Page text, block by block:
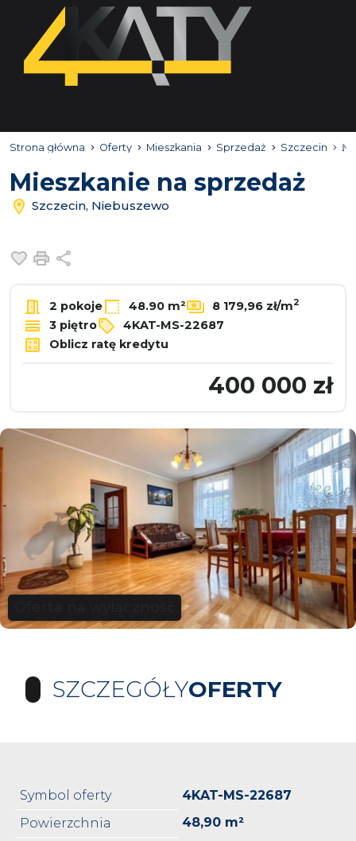
Strona główna Oferty Mieszkania Sprzedaż Szczecin
Mieszkanie na sprzedaż
Szczecin, Niebuszewo
Dodaj do ulubionych
Drukuj
2 pokoje 48.90 m² 8 179,96 zł/m2
3 piętro
4KAT-MS-22687
Oblicz ratę kredytu
400 000 zł
SZCZEGÓŁYOFERTY
Symbol oferty
4KAT-MS-22687
Powierzchnia
48,90 m²